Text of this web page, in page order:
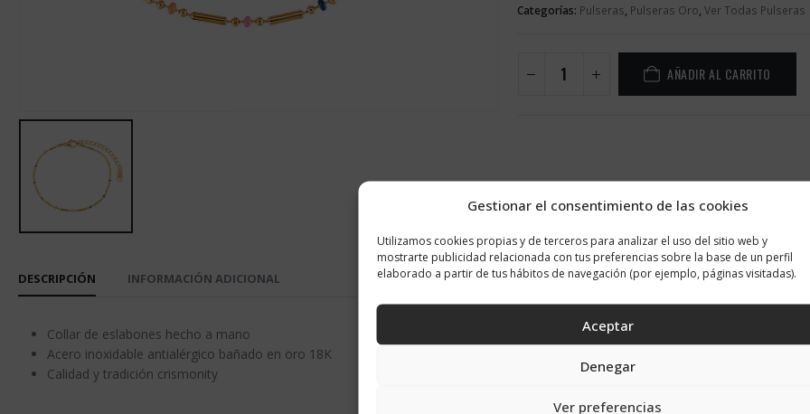
Gestionar el consentimiento de las cookies
Utilizamos cookies propias y de terceros para analizar el uso del sitio web y
mostrarte publicidad relacionada con tus preferencias sobre la base de un perfil
elaborado a partir de tus hábitos de navegación (por ejemplo, páginas visitadas).
Aceptar
Denegar
Ver preferencias
Categorías: Pulseras, Pulseras Oro, Ver Todas Pulseras
AÑADIR AL CARRITO
Alternative:
DESCRIPCIÓN INFORMACIÓN ADICIONAL
Collar de eslabones hecho a mano
Acero inoxidable antialérgico bañado en oro 18K
Calidad y tradición crismonity